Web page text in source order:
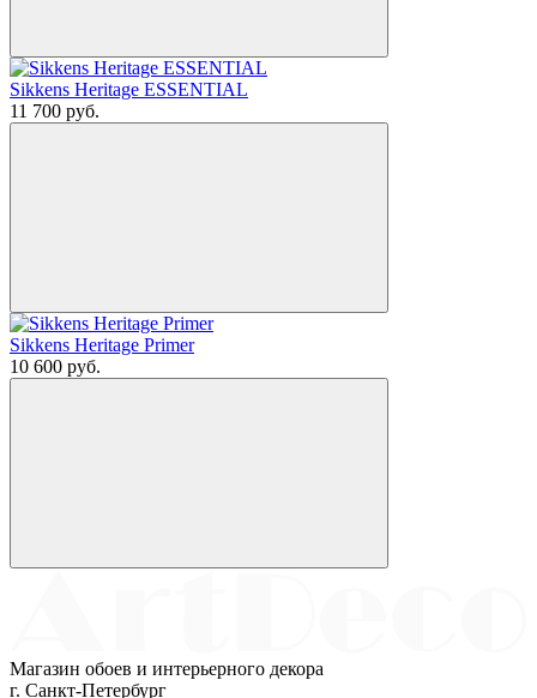
Sikkens Heritage ESSENTIAL
11 700 руб.
Sikkens Heritage Primer
10 600 руб.
Магазин обоев и интерьерного декора
г. Санкт-Петербург